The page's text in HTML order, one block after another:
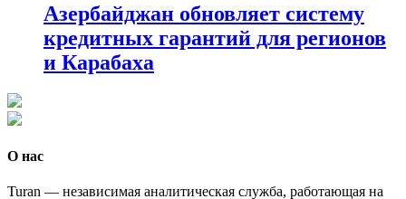
Азербайджан обновляет систему
кредитных гарантий для регионов
и Карабаха
О нас
Turan — независимая аналитическая служба, работающая на